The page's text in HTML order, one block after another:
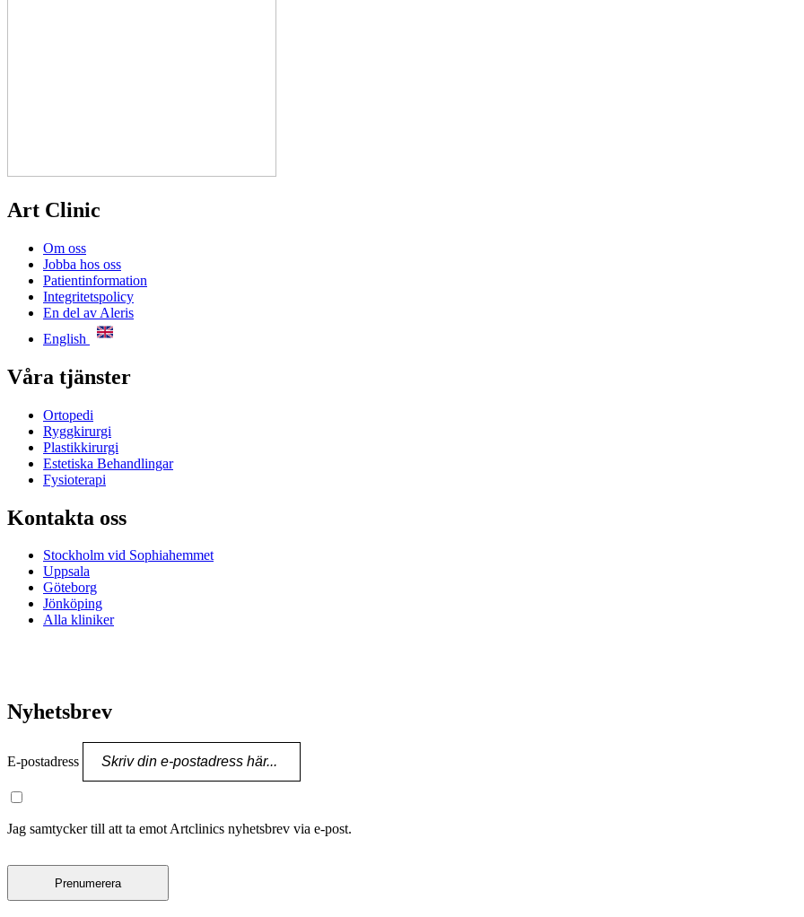
Art Clinic
Om oss
Jobba hos oss
Patientinformation
Integritetspolicy
En del av Aleris
English
Våra tjänster
Ortopedi
Ryggkirurgi
Plastikkirurgi
Estetiska Behandlingar
Fysioterapi
Kontakta oss
Stockholm vid Sophiahemmet
Uppsala
Göteborg
Jönköping
Alla kliniker
Nyhetsbrev
E-postadress
Jag samtycker till att ta emot Artclinics nyhetsbrev via e-post.
Prenumerera